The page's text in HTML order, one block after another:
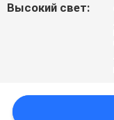
PRIVACY
Высокий свет: